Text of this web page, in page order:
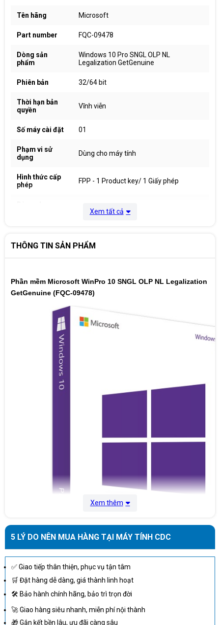
Tên hãng Microsoft
Part number FQC-09478
Dòng sản
phẩm
Windows 10 Pro SNGL OLP NL
Legalization GetGenuine
Phiên bản 32/64 bit
Thời hạn bản
quyền
Vĩnh viễn
Số máy cài đặt 01
Phạm vi sử
dụng
Dùng cho máy tính
Hình thức cấp
phép
FPP - 1 Product key/ 1 Giấy phép
Cá nhân/ Doanh nghiệp
Xem tất cả
THÔNG TIN SẢN PHẨM
Phần mềm Microsoft WinPro 10 SNGL OLP NL Legalization
GetGenuine (FQC-09478)
Để phát triển đượcphần mềm Windows10 như ngày hôm nay,
hãng đã tiếp thu phản hồi thông tin từ hàng triệu người sử dụng, vì
bạn muốn nó. Bên cạnh đó, Phần mềm Windows 10 sẽ giúp bạn trải
Xem thêm
5 LÝ DO NÊN MUA HÀNG TẠI MÁY TÍNH CDC
✅ Giao tiếp thân thiện, phục vụ tận tâm
🛒 Đặt hàng dễ dàng, giá thành linh hoạt
🛠 Bảo hành chính hãng, bảo trì trọn đời
🚀 Giao hàng siêu nhanh, miễn phí nội thành
🎁 Gắn kết bền lâu, ưu đãi càng sâu